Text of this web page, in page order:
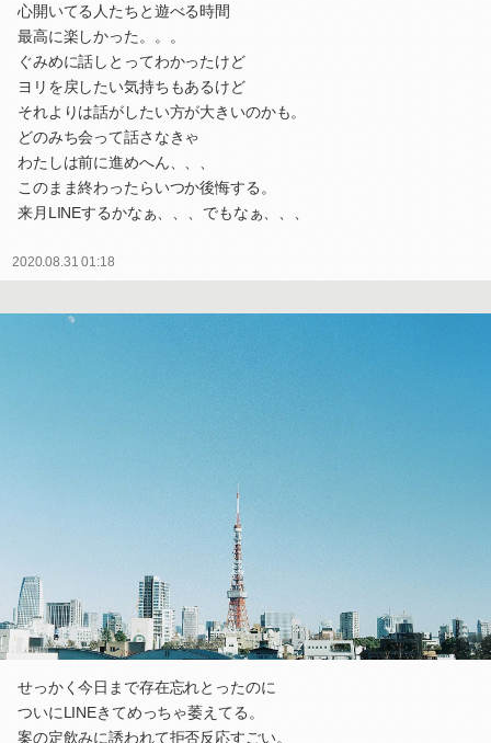
心開いてる人たちと遊べる時間
最高に楽しかった。。。
ぐみめに話しとってわかったけど
ヨリを戻したい気持ちもあるけど
それよりは話がしたい方が大きいのかも。
どのみち会って話さなきゃ
わたしは前に進めへん、、、
このまま終わったらいつか後悔する。
来月LINEするかなぁ、、、でもなぁ、、、
2020.08.31 01:18
せっかく今日まで存在忘れとったのに
ついにLINEきてめっちゃ萎えてる。
案の定飲みに誘われて拒否反応すごい。